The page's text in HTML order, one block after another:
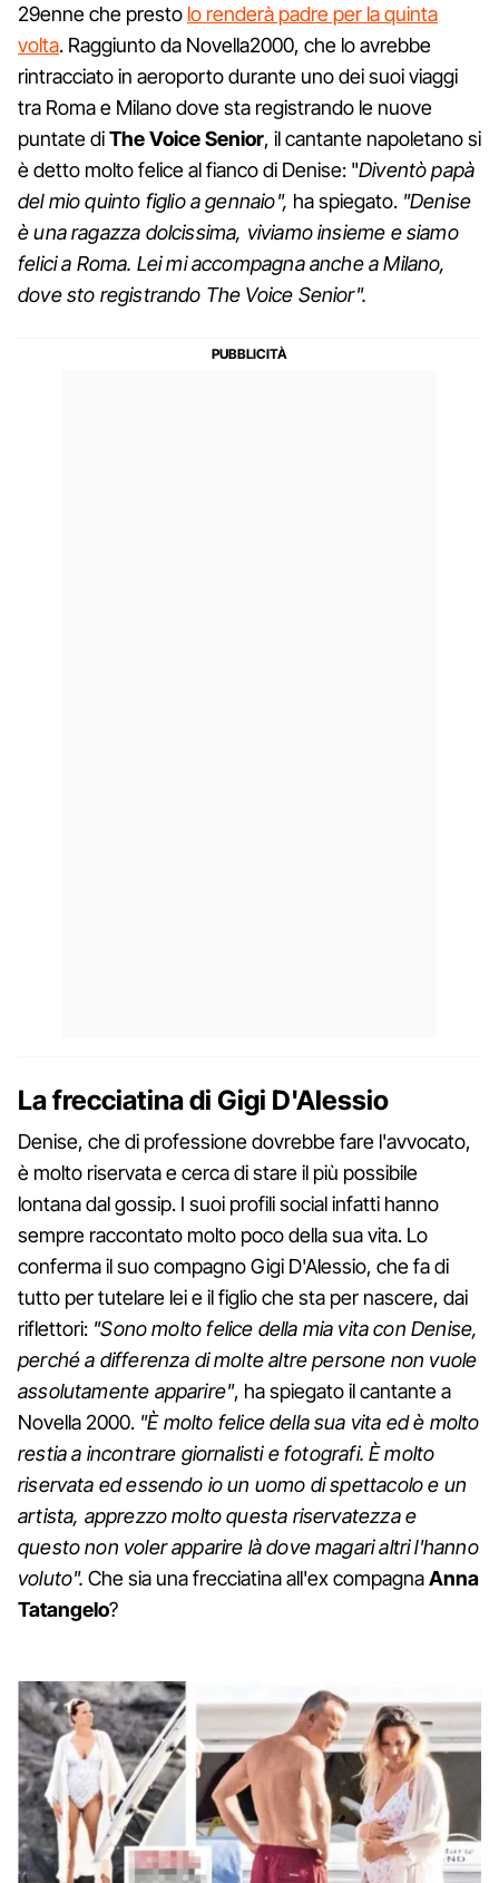
29enne che presto lo renderà padre per la quinta
volta. Raggiunto da Novella2000, che lo avrebbe
rintracciato in aeroporto durante uno dei suoi viaggi
tra Roma e Milano dove sta registrando le nuove
puntate diThe Voice Senior, il cantante napoletano si
è detto molto felice al fianco di Denise: "Diventò papà
del mio quinto figlio a gennaio", ha spiegato. "Denise
è una ragazza dolcissima, viviamo insieme e siamo
felici a Roma. Lei mi accompagna anche a Milano,
dove sto registrando The Voice Senior".
La frecciatina di Gigi D'Alessio
Denise, che di professione dovrebbe fare l'avvocato,
è molto riservata e cerca di stare il più possibile
lontana dal gossip. I suoi profili social infatti hanno
sempre raccontato molto poco della sua vita. Lo
conferma il suo compagno Gigi D'Alessio, che fa di
tutto per tutelare lei e il figlio che sta per nascere, dai
riflettori: "Sono molto felice della mia vita con Denise,
perché a differenza di molte altre persone non vuole
assolutamente apparire", ha spiegato il cantante a
Novella 2000. "È molto felice della sua vita ed è molto
restia a incontrare giornalisti e fotografi. È molto
riservata ed essendo io un uomo di spettacolo e un
artista, apprezzo molto questa riservatezza e
questo non voler apparire là dove magari altri l'hanno
voluto". Che sia una frecciatina all'ex compagnaAnna
Tatangelo?